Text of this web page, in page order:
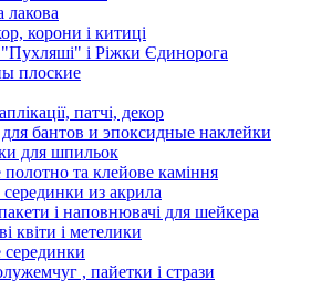
корони і китиці
і Ріжки Єдинорога
плоские
патчі, декор
бантов и эпоксидные наклейки
для шпильок
полотно та клейове каміння
из акрила
і наповнювачі для шейкера
квіти і метелики
, пайетки і стрази